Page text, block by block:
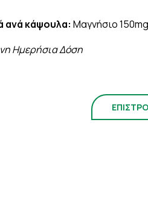
ανά κάψουλα: Μαγνήσιο
Ημερήσια Δόση